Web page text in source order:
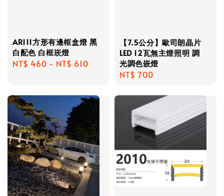
AR111方形有邊框盒燈 黑
白配色 白框崁燈
Regular
NT$ 460 - NT$ 610
【7.5公分】歐司朗晶片
LED 12瓦無主燈照明 調
光調色嵌燈
Regular
NT$ 700